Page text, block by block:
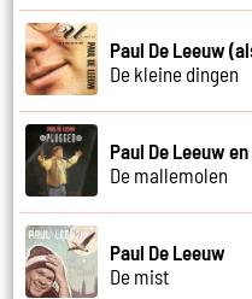
Paul De Leeuw
De kleine dingen
Paul De Leeuw
De mallemolen
Paul De Leeuw
De mist